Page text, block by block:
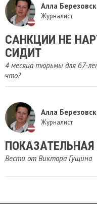
Алла
Журналист
САНКЦИИ НЕ
СИДИТ
4 месяца тюрьмы для 67-
что?
Алла
Журналист
Вести от Виктора Гущина